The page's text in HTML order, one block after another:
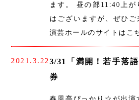
ます。 昼の部11:40上
はございますが、ぜひ
演芸ホールのサイトは
2021.3.223/31「満開！若手落
券